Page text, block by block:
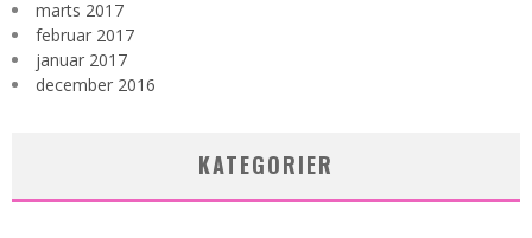
marts 2017
februar 2017
januar 2017
december 2016
KATEGORIER